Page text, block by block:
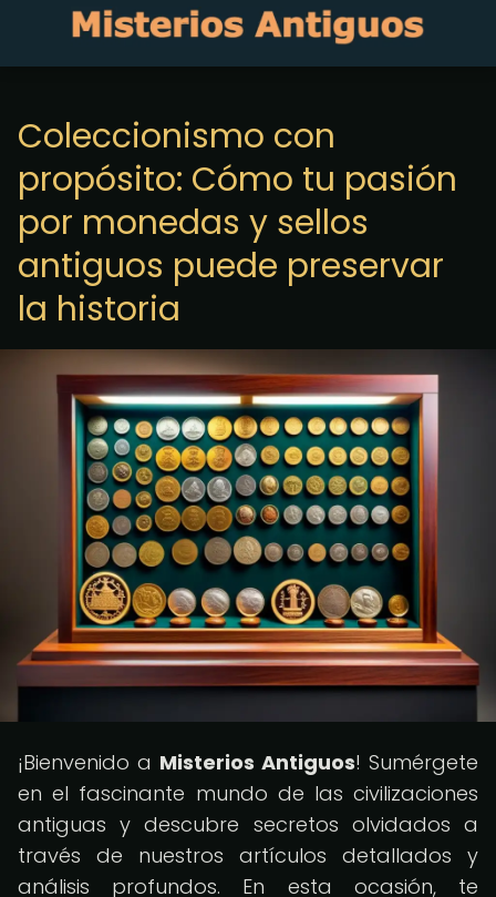
Coleccionismo con
propósito: Cómo tu pasión
por monedas y sellos
antiguos puede preservar
la historia
¡Bienvenido a Misterios Antiguos! Sumérgete
en el fascinante mundo de las civilizaciones
antiguas y descubre secretos olvidados a
través de nuestros artículos detallados y
análisis profundos. En esta ocasión, te